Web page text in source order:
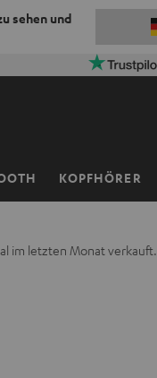
sehen und
KOPFHÖRER
im letzten Monat verkauft.